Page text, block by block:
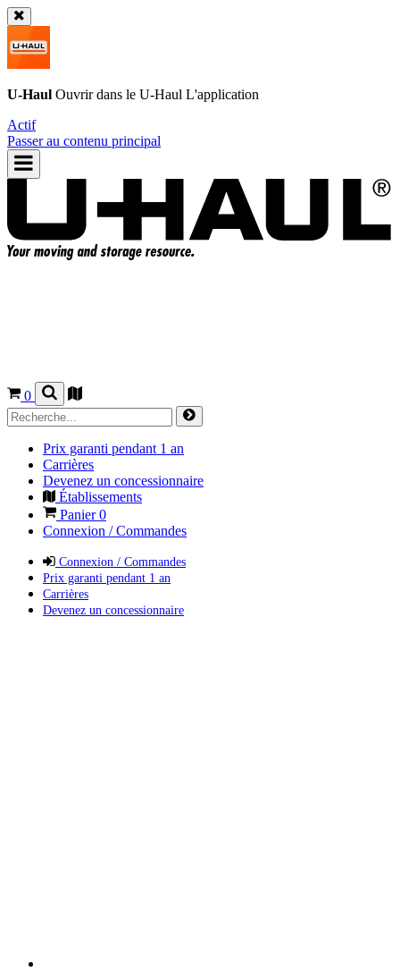
U-Haul Ouvrir dans le U-Haul L'application
Actif
Passer au contenu principal
0
Prix garanti pendant 1 an
Carrières
Devenez un concessionnaire
Établissements
Panier0
Connexion / Commandes
Connexion / Commandes
Prix garanti pendant 1 an
Carrières
Devenez un concessionnaire